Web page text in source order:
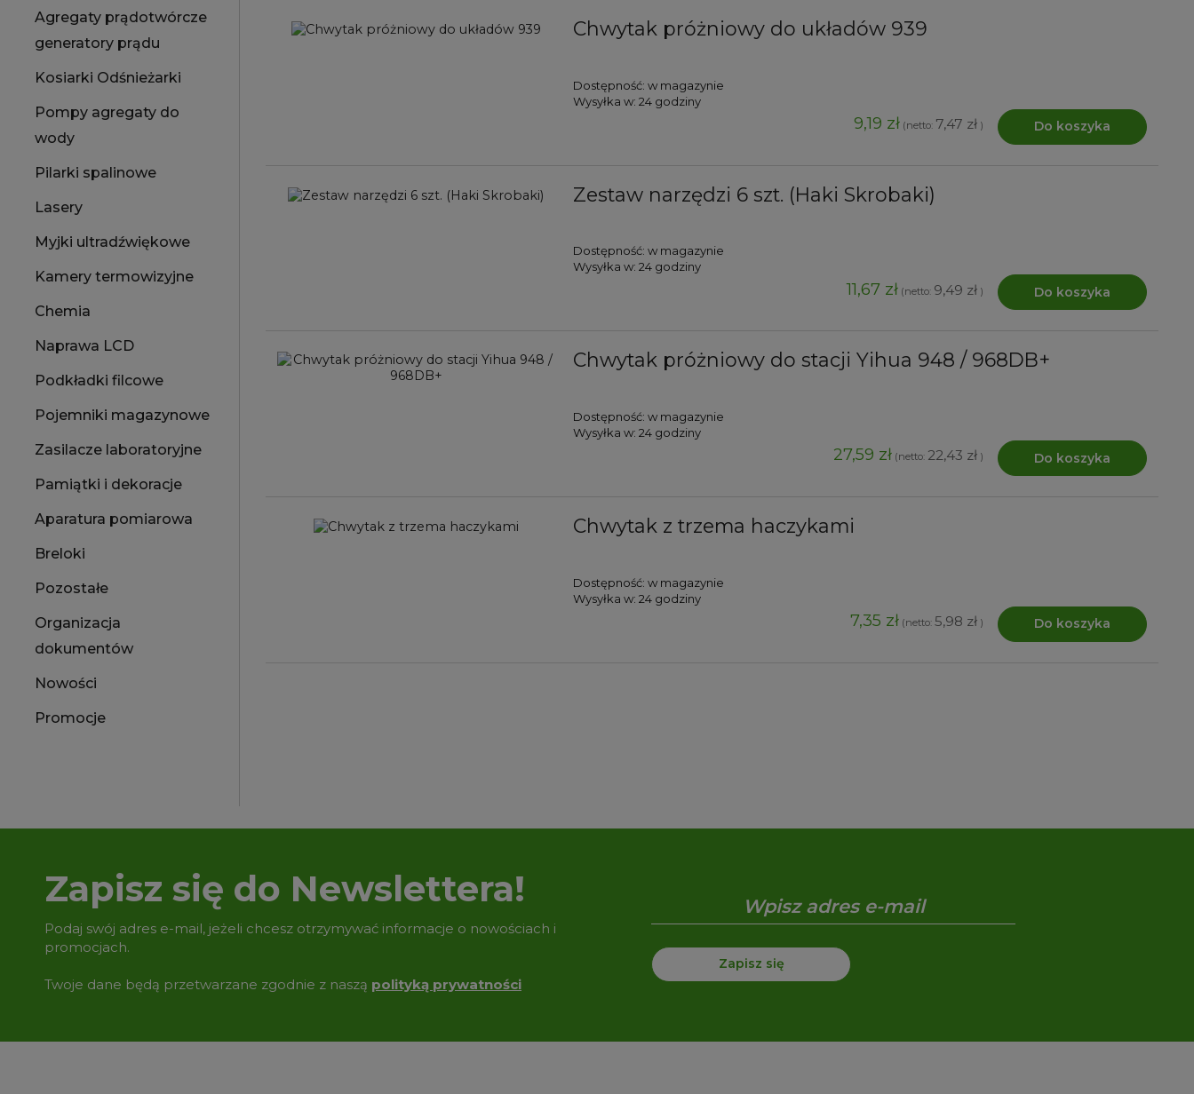
Agregaty prądotwórcze
generatory prądu
Kosiarki Odśnieżarki
Pompy agregaty do
wody
Pilarki spalinowe
Lasery
Myjki ultradźwiękowe
Kamery termowizyjne
Chemia
Naprawa LCD
Podkładki filcowe
Pojemniki magazynowe
Zasilacze laboratoryjne
Pamiątki i dekoracje
Aparatura pomiarowa
Breloki
Pozostałe
Organizacja
dokumentów
Nowości
Promocje
Chwytak próżniowy do układów 939
Dostępność: w magazynie
Wysyłka w: 24 godziny
9,19 zł (netto: 7,47 zł) Do koszyka
Zestaw narzędzi 6 szt. (Haki Skrobaki)
Dostępność: w magazynie
Wysyłka w: 24 godziny
11,67 zł (netto: 9,49 zł) Do koszyka
Chwytak próżniowy do stacji Yihua 948 / 968DB+
Dostępność: w magazynie
Wysyłka w: 24 godziny
27,59 zł (netto: 22,43 zł) Do koszyka
Chwytak z trzema haczykami
Dostępność: w magazynie
Wysyłka w: 24 godziny
7,35 zł (netto: 5,98 zł) Do koszyka
Zapisz się do Newslettera!
Podaj swój adres e-mail, jeżeli chcesz otrzymywać informacje o nowościach i
promocjach.
Twoje dane będą przetwarzane zgodnie z naszą polityką prywatności
Zapisz się